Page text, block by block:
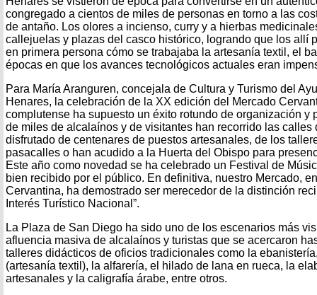
congregado a cientos de miles de personas en torno a las
de antaño. Los olores a incienso, curry y a hierbas
callejuelas y plazas del casco histórico, logrando que los allí
en primera persona cómo se trabajaba la artesanía textil, el
épocas en que los avances tecnológicos actuales eran
Para María Aranguren, concejala de Cultura y Turismo del
Henares, la celebración de la XX edición del Mercado
complutense ha supuesto un éxito rotundo de organización y
de miles de alcalaínos y de visitantes han recorrido las calles
disfrutado de centenares de puestos artesanales, de los
pasacalles o han acudido a la Huerta del Obispo para
Este año como novedad se ha celebrado un Festival de
bien recibido por el público. En definitiva, nuestro Mercado,
Cervantina, ha demostrado ser merecedor de la distinción
Interés Turístico Nacional”.
La Plaza de San Diego ha sido uno de los escenarios más
afluencia masiva de alcalaínos y turistas que se acercaron
talleres didácticos de oficios tradicionales como la
(artesanía textil), la alfarería, el hilado de lana en rueca, la
artesanales y la caligrafía árabe, entre otros.